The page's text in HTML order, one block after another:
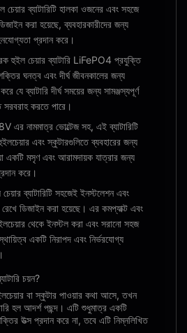
ব্যাটারিটি হালকা ওজনের এবং সহজে
করা হয়েছে, ব্যবহারকারীদের জন্য
প্রদান করে।
হুইল চেয়ার ব্যাটারি LiFePO4 প্রযুক্তি
ঘনত্ব এবং দীর্ঘ জীবনকালের জন্য
যে ব্যাটারি দীর্ঘ সময়ের জন্য সামঞ্জস্যপূর্ণ
সরবরাহ করতে পারে।
এর নামমাত্র ভোল্টেজ সহ, এই ব্যাটারিটি
এবং স্কুটারগুলিতে ব্যবহারের জন্য
একটি মসৃণ এবং আরামদায়ক যাত্রার জন্য
করে।
ব্যাটারিটি সহজেই ইনস্টলেশন এবং
রেখে ডিজাইন করা হয়েছে। এর কমপ্যাক্ট এবং
থেকে ইনস্টল করা এবং সরানো সহজ
একটি নিরাপদ এবং নির্ভরযোগ্য
চয়ন?
বা স্কুটার পাওয়ার কথা আসে, তখন
হল আদর্শ পছন্দ। এটি শুধুমাত্র একটি
উত্স প্রদান করে না, তবে এটি নিম্নলিখিত